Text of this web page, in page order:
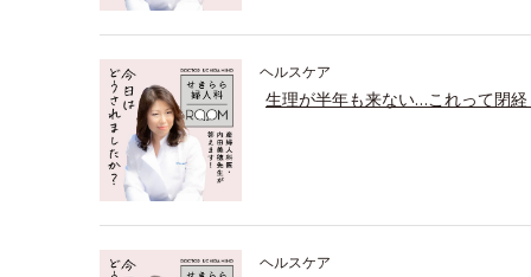
ヘルスケア
生理が半年も来ない…これって閉経
ヘルスケア